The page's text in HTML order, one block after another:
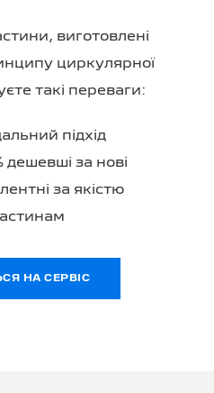
виготовлені
циркулярної
такі переваги:
підхід
дешевші за нові
за якістю
НА СЕРВІС